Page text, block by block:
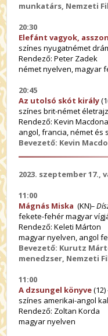
munkatárs, Nemzeti
20:30
Elefánt vagyok,
színes nyugatnémet
Rendező: Peter Zadek
német nyelven, magyar
20:45
Az utolsó skót király
színes brit-német
Rendező: Kevin
angol, francia, német és
Bevezető: Kevin
2023. szeptember 17.,
11:00
Mágnás Miska (KN)–
fekete-fehér magyar
Rendező: Keleti Márton
magyar nyelven, angol
Bevezető: Kurutz
menedzser, Nemzeti
11:00
A dzsungel könyve
színes amerikai-angol
Rendező: Zoltan Korda
magyar nyelven